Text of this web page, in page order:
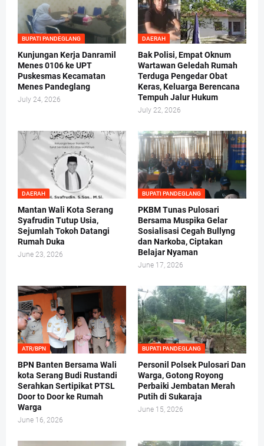
BUPATI PANDEGLANG
Kunjungan Kerja Danramil
Menes 0106 ke UPT
Puskesmas Kecamatan
Menes Pandeglang
July 24, 2026
DAERAH
Bak Polisi, Empat Oknum
Wartawan Geledah Rumah
Terduga Pengedar Obat
Keras, Keluarga Berencana
Tempuh Jalur Hukum
July 22, 2026
DAERAH
Mantan Wali Kota Serang
Syafrudin Tutup Usia,
Sejumlah Tokoh Datangi
Rumah Duka
June 23, 2026
BUPATI PANDEGLANG
PKBM Tunas Pulosari
Bersama Muspika Gelar
Sosialisasi Cegah Bullyng
dan Narkoba, Ciptakan
Belajar Nyaman
June 17, 2026
ATR/BPN
BPN Banten Bersama Wali
kota Serang Budi Rustandi
Serahkan Sertipikat PTSL
Door to Door ke Rumah
Warga
June 16, 2026
BUPATI PANDEGLANG
Personil Polsek Pulosari Dan
Warga, Gotong Royong
Perbaiki Jembatan Merah
Putih di Sukaraja
June 15, 2026